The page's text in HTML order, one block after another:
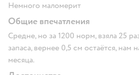
Немного маломерит
Общие впечатления
Средне, но за 1200 норм, взяла 25
запаса, вернее 0,5 см остаётся, нам
месяца.